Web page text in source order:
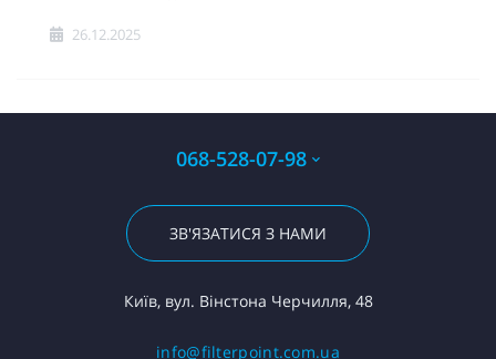
26.12.2025
068-528-07-98
ЗВ'ЯЗАТИСЯ З НАМИ
Київ, вул. Вінстона Черчилля, 48
info@filterpoint.com.ua